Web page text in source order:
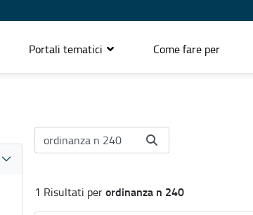
Portali tematici Come fare per
1 Risultati perordinanza n 240